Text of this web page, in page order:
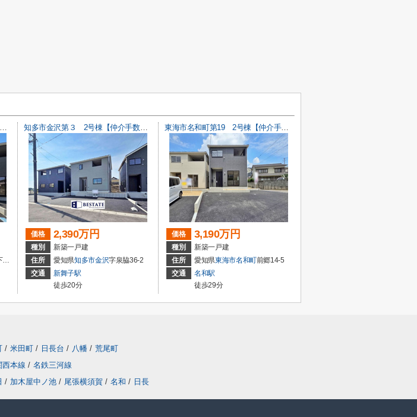
東海市加木屋町第36の3号棟【仲介手数料0円】 知多市金沢第３ 2号棟【仲介手数料0円】
価格 2,390万円
種別
新築一戸建
住所
愛知県知多市金沢字泉脇36-2
交通
新舞子駅
徒歩20分
東海市名和町第19 2号棟【仲介手数料0円】
価格 3,190万円
種別
新築一戸建
住所
愛知県東海市名和町前郷14-5
交通
名和駅
徒歩29分
/ 米田町 / 日長台 / 八幡 / 荒尾町
西本線 / 名鉄三河線
/ 加木屋中ノ池 / 尾張横須賀 / 名和 / 日長